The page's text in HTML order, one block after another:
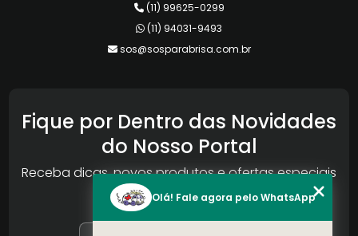
(11) 99625-0299
(11) 94031-9493
sos@sosparabrisa.com.br
Fique por Dentro das Novidades
do Nosso Portal
Receba dicas, novos produtos e ofertas especiais
da Reconlog
Olá! Fale agora pelo WhatsApp